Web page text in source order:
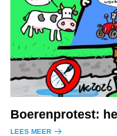
Boerenprotest:
LEES MEER